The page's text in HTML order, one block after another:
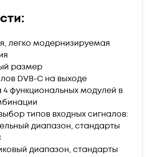
легко модернизируемая
размер
DVB-C на выходе
4 функциональных модулей в
типов входных сигналов:
диапазон, стандарты
диапазон, стандарты